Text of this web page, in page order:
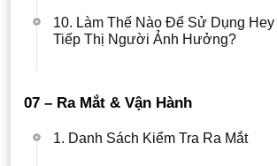
10. Làm Thế Nào Để Sử Dụng
Tiếp Thị Người Ảnh Hưởng?
07 – Ra Mắt & Vận Hành
1. Danh Sách Kiểm Tra Ra Mắt